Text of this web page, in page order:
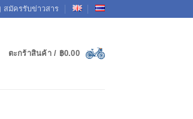
สมัครรับข่าวสาร
ตะกร้าสินค้า / ฿0.00